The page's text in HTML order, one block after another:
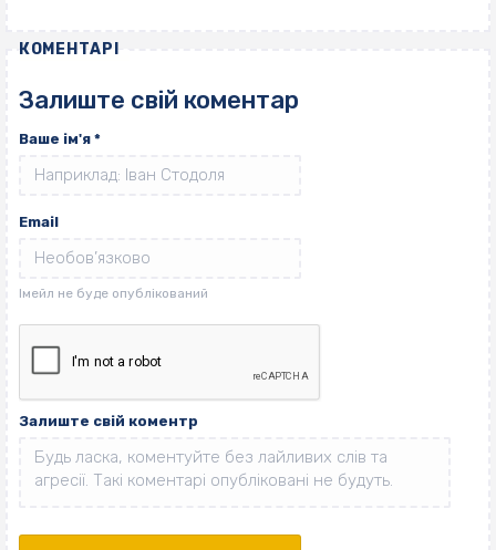
КОМЕНТАРІ
Залиште свій коментар
Ваше ім'я *
Email
Залиште свій коментр